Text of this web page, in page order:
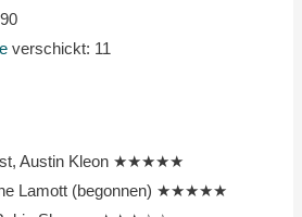
verschickt: 11
Austin Kleon ★★★★★
Lamott (begonnen) ★★★★★